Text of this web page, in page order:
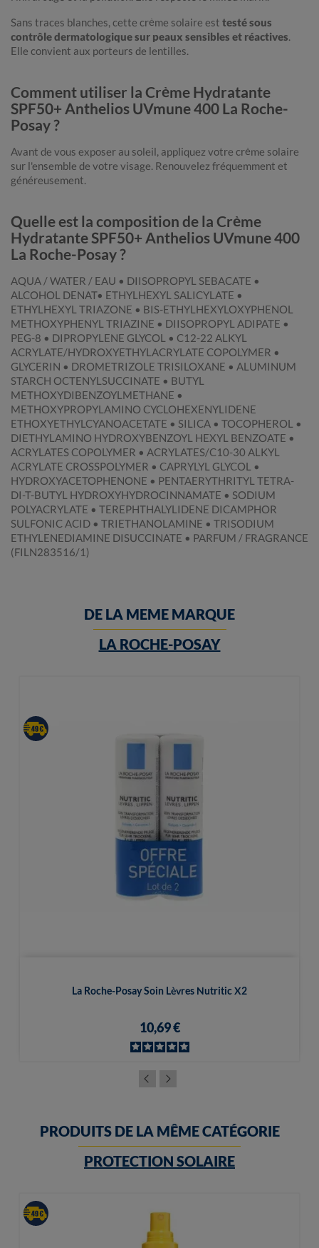
Sans traces blanches, cette crème solaire est testé sous
contrôle dermatologique sur peaux sensibles et réactives.
Elle convient aux porteurs de lentilles.
Comment utiliser la Crème Hydratante
SPF50+ Anthelios UVmune 400 La Roche-
Posay ?
Avant de vous exposer au soleil, appliquez votre crème solaire
sur l'ensemble de votre visage. Renouvelez fréquemment et
généreusement.
Quelle est la composition de la Crème
Hydratante SPF50+ Anthelios UVmune 400
La Roche-Posay ?
AQUA / WATER / EAU • DIISOPROPYL SEBACATE •
ALCOHOL DENAT• ETHYLHEXYL SALICYLATE •
ETHYLHEXYL TRIAZONE • BIS-ETHYLHEXYLOXYPHENOL
METHOXYPHENYL TRIAZINE • DIISOPROPYL ADIPATE •
PEG-8 • DIPROPYLENE GLYCOL • C12-22 ALKYL
ACRYLATE/HYDROXYETHYLACRYLATE COPOLYMER •
GLYCERIN • DROMETRIZOLE TRISILOXANE • ALUMINUM
STARCH OCTENYLSUCCINATE • BUTYL
METHOXYDIBENZOYLMETHANE •
METHOXYPROPYLAMINO CYCLOHEXENYLIDENE
ETHOXYETHYLCYANOACETATE • SILICA • TOCOPHEROL •
DIETHYLAMINO HYDROXYBENZOYL HEXYL BENZOATE •
ACRYLATES COPOLYMER • ACRYLATES/C10-30 ALKYL
ACRYLATE CROSSPOLYMER • CAPRYLYL GLYCOL •
HYDROXYACETOPHENONE • PENTAERYTHRITYL TETRA-
DI-T-BUTYL HYDROXYHYDROCINNAMATE • SODIUM
POLYACRYLATE • TEREPHTHALYLIDENE DICAMPHOR
SULFONIC ACID • TRIETHANOLAMINE • TRISODIUM
ETHYLENEDIAMINE DISUCCINATE • PARFUM / FRAGRANCE
(FILN283516/1)
DE LA MEME MARQUE
LA ROCHE-POSAY
La Roche-Posay Soin Lèvres Nutritic X2
10,69 €
PRODUITS DE LA MÊME CATÉGORIE
PROTECTION SOLAIRE